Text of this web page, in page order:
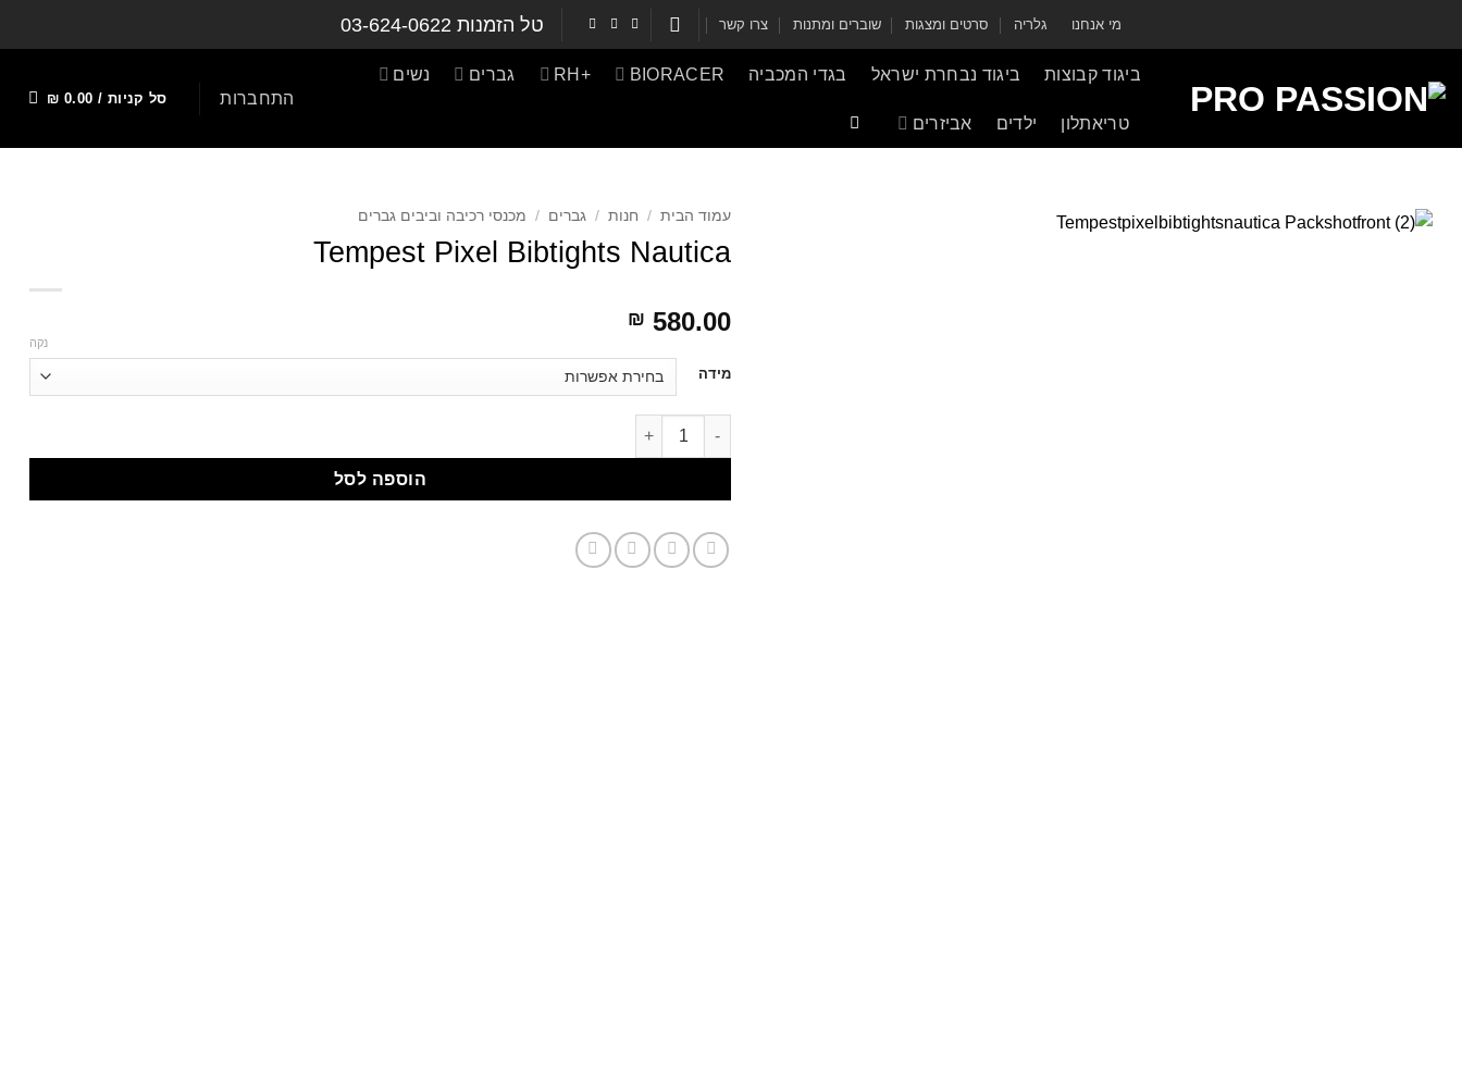
מי אנחנו גלריה סרטים ומצגות שוברים ומתנות צרו קשר טל הזמנות 03-624-0622
ביגוד קבוצות ביגוד נבחרת ישראל בגדי המכביה BIORACER
+RH גברים נשים
טריאתלון ילדים אביזרים
התחברות סל קניות / ₪ 0.00
עמוד הבית / חנות / גברים / מכנסי רכיבה וביבים גברים
Tempest Pixel Bibtights Nautica
₪ 580.00
מידה
נקה
דילוג לתוכן
הוספה לסל